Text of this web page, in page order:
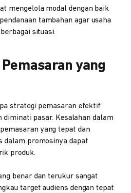
mengelola modal dengan baik
tambahan agar usaha
situasi.
yang
strategi pemasaran efektif
diminati pasar. Kesalahan dalam
yang tepat dan
dalam promosinya dapat
produk.
benar dan terukur sangat
target audiens dengan tepat